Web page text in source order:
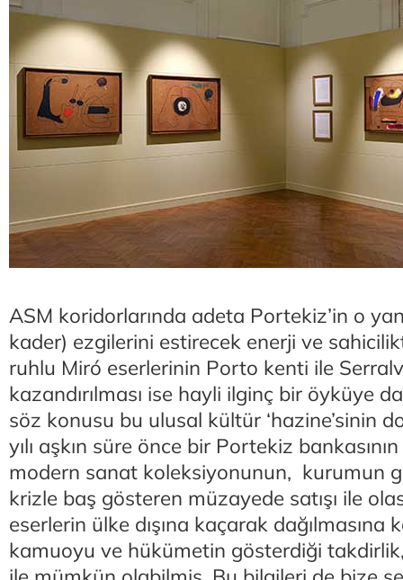
ASM koridorlarında adeta Portekiz’in o
kader) ezgilerini estirecek enerji ve
ruhlu Miró eserlerinin Porto kenti ile
kazandırılması ise hayli ilginç bir öyküye
söz konusu bu ulusal kültür ‘hazine’sinin
yılı aşkın süre önce bir Portekiz
modern sanat koleksiyonunun, kurumun
krizle baş gösteren müzayede satışı ile
eserlerin ülke dışına kaçarak dağılmasına
kamuoyu ve hükümetin gösterdiği